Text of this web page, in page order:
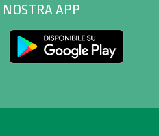
NOSTRA APP